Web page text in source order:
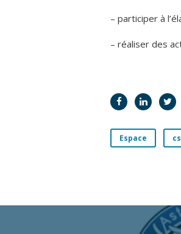
– participer à
– réaliser des
Espace